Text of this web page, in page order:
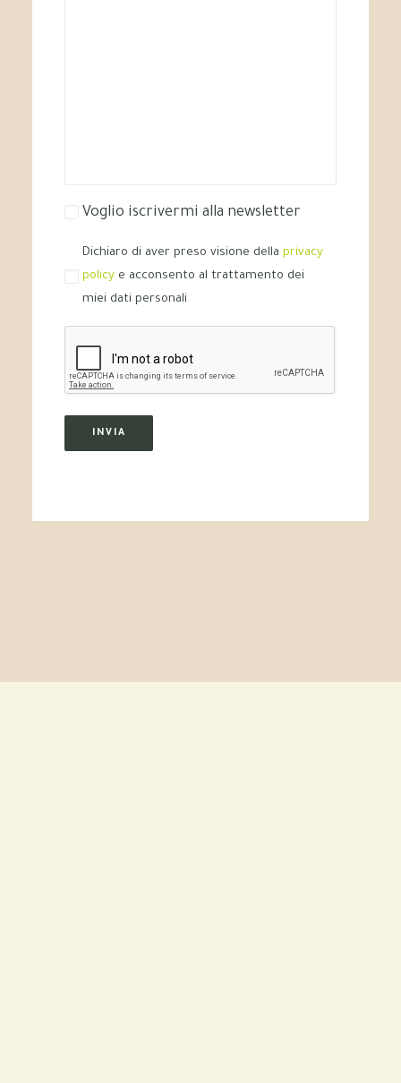
Voglio iscrivermi alla newsletter
Dichiaro di aver preso visione della privacy
policy e acconsento al trattamento dei
miei dati personali
INVIA